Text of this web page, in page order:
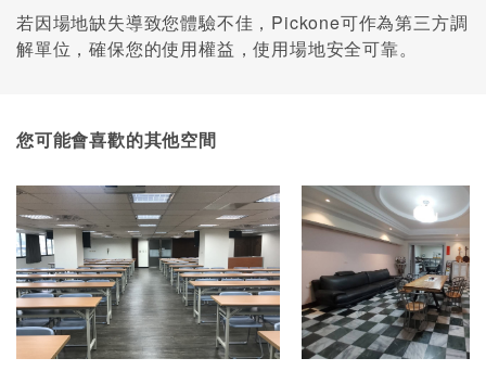
若因場地缺失導致您體驗不佳，Pickone可作為第三方調
解單位，確保您的使用權益，使用場地安全可靠。
您可能會喜歡的其他空間